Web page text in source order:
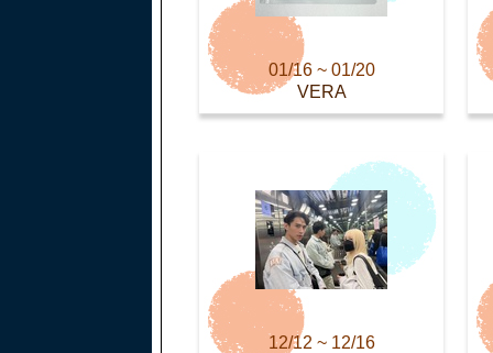
01/16 ~ 01/20
VERA
12/12 ~ 12/16